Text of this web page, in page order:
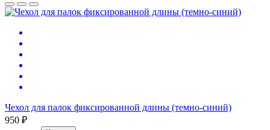
Чехол для палок фиксированной длины (темно-синий)
950 ₽